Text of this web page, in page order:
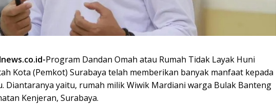
Program Dandan Omah atau Rumah Tidak Layak Huni
Kota (Pemkot) Surabaya telah memberikan banyak manfaat kepada
Diantaranya yaitu, rumah milik Wiwik Mardiani warga Bulak Banteng
Kenjeran, Surabaya.